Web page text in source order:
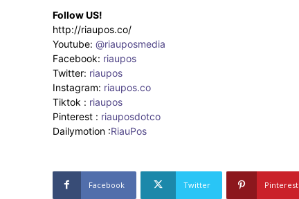
Follow US!
http://riaupos.co/
Youtube: @riauposmedia
Facebook: riaupos
Twitter: riaupos
Instagram: riaupos.co
Tiktok : riaupos
Pinterest : riauposdotco
Dailymotion :RiauPos
Facebook Twitter Pinterest